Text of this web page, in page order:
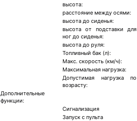
высота:
расстояние между осями:
высота до сиденья:
высота от подставки для
ног до сиденья:
высота до руля:
Топливный бак (л):
Макс. скорость (км/ч):
Максимальная нагрузка:
Допустимая нагрузка по
возрасту:
Дополнительные
функции:
Сигнализация
Запуск с пульта